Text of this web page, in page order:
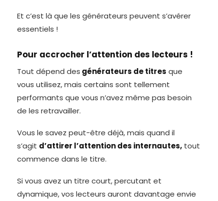
Et c’est là que les générateurs peuvent s’avérer
essentiels !
Pour accrocher l’attention des lecteurs !
Tout dépend des générateurs de titres que
vous utilisez, mais certains sont tellement
performants que vous n’avez même pas besoin
de les retravailler.
Vous le savez peut-être déjà, mais quand il
s’agit d’attirer l’attention des internautes, tout
commence dans le titre.
Si vous avez un titre court, percutant et
dynamique, vos lecteurs auront davantage envie